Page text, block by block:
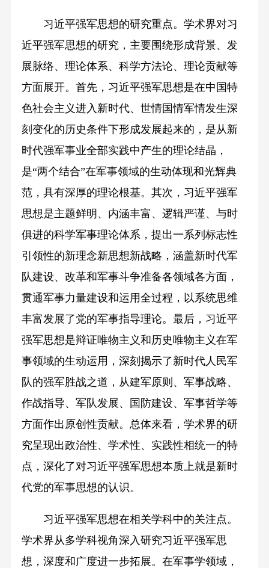
习近平强军思想的研究重点。学术界对习
近平强军思想的研究，主要围绕形成背景、发
展脉络、理论体系、科学方法论、理论贡献等
方面展开。首先，习近平强军思想是在中国特
色社会主义进入新时代、世情国情军情发生深
刻变化的历史条件下形成发展起来的，是从新
时代强军事业全部实践中产生的理论结晶，
是“两个结合”在军事领域的生动体现和光辉典
范，具有深厚的理论根基。其次，习近平强军
思想是主题鲜明、内涵丰富、逻辑严谨、与时
俱进的科学军事理论体系，提出一系列标志性
引领性的新理念新思想新战略，涵盖新时代军
队建设、改革和军事斗争准备各领域各方面，
贯通军事力量建设和运用全过程，以系统思维
丰富发展了党的军事指导理论。最后，习近平
强军思想是辩证唯物主义和历史唯物主义在军
事领域的生动运用，深刻揭示了新时代人民军
队的强军胜战之道，从建军原则、军事战略、
作战指导、军队发展、国防建设、军事哲学等
方面作出原创性贡献。总体来看，学术界的研
究呈现出政治性、学术性、实践性相统一的特
点，深化了对习近平强军思想本质上就是新时
代党的军事思想的认识。
习近平强军思想在相关学科中的关注点。
学术界从多学科视角深入研究习近平强军思
想，深度和广度进一步拓展。在军事学领域，